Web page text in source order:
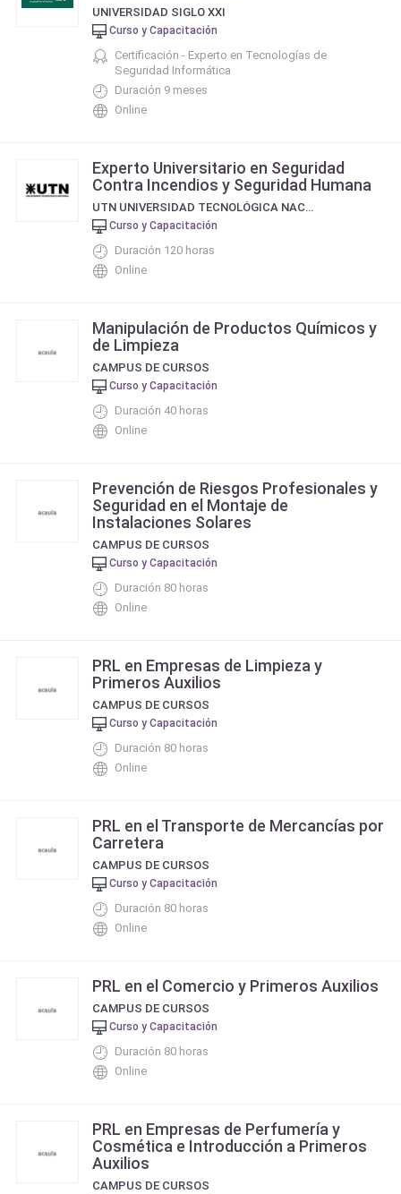
UNIVERSIDAD SIGLO XXI
Curso y Capacitación
Certificación - Experto en Tecnologías de
Seguridad Informática
Duración 9 meses
Online
Experto Universitario en Seguridad
Contra Incendios y Seguridad Humana
UTN UNIVERSIDAD TECNOLÓGICA NACIONAL
Curso y Capacitación
Duración 120 horas
Online
Manipulación de Productos Químicos y
de Limpieza
CAMPUS DE CURSOS
Curso y Capacitación
Duración 40 horas
Online
Prevención de Riesgos Profesionales y
Seguridad en el Montaje de
Instalaciones Solares
CAMPUS DE CURSOS
Curso y Capacitación
Duración 80 horas
Online
PRL en Empresas de Limpieza y
Primeros Auxilios
CAMPUS DE CURSOS
Curso y Capacitación
Duración 80 horas
Online
PRL en el Transporte de Mercancías por
Carretera
CAMPUS DE CURSOS
Curso y Capacitación
Duración 80 horas
Online
PRL en el Comercio y Primeros Auxilios
CAMPUS DE CURSOS
Curso y Capacitación
Duración 80 horas
Online
PRL en Empresas de Perfumería y
Cosmética e Introducción a Primeros
Auxilios
CAMPUS DE CURSOS